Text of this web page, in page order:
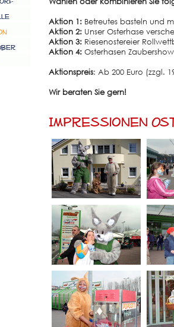
Aktion 1: Betreutes basteln und
Aktion 2: Unser Osterhase
Aktion 3: Riesenostereier
Aktion 4: Osterhasen Zaubershow
Aktionspreis: Ab 200 Euro (zzgl.
Wir beraten Sie gern!
Impressionen